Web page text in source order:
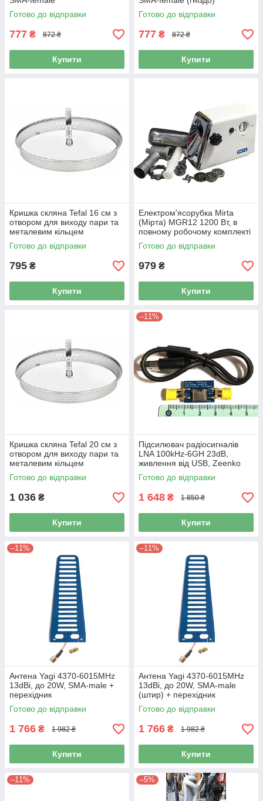
Готово до відправки
777 ₴ 872 ₴
Купити
Готово до відправки
777 ₴ 872 ₴
Купити
Кришка скляна Tefal 16 см з
отвором для виходу пари та
металевим кільцем
Готово до відправки
795 ₴
Купити
Електром'ясорубка Mirta
(Мірта) MGR12 1200 Вт, в
повному робочому комплекті
Готово до відправки
979 ₴
Купити
Кришка скляна Tefal 20 см з
отвором для виходу пари та
металевим кільцем
Готово до відправки
1 036 ₴
Купити
–11%
Підсилювач радіосигналів
LNA 100kHz-6GH 23dB,
живлення від USB, Zeenko
ZK05-UM
Готово до відправки
1 648 ₴ 1 850 ₴
Купити
–11%
Антена Yagi 4370-6015MHz
13dBi, до 20W, SMA-male +
перехідник
Готово до відправки
1 766 ₴ 1 982 ₴
Купити
–11%
Антена Yagi 4370-6015MHz
13dBi, до 20W, SMA-male
(штир) + перехідник
Готово до відправки
1 766 ₴ 1 982 ₴
Купити
–11% –5%